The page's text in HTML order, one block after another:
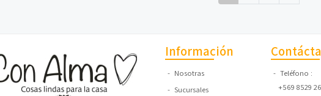
Información
Nosotras
Sucursales
Teléfono
+569 8529